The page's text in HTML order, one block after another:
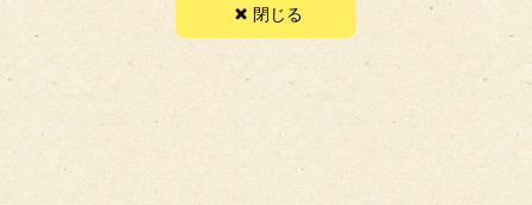
閉じる